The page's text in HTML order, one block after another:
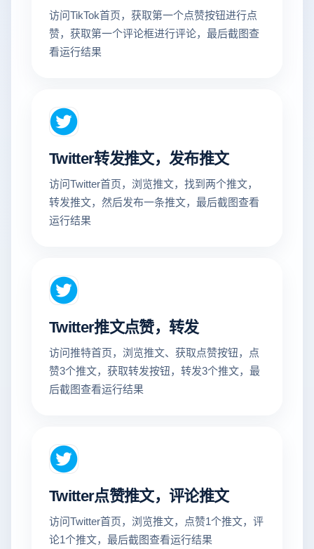
访问TikTok首页，获取第一个点赞按钮进行点
赞，获取第一个评论框进行评论，最后截图查
看运行结果
Twitter转发推文，发布推文
访问Twitter首页，浏览推文，找到两个推文，
转发推文，然后发布一条推文，最后截图查看
运行结果
Twitter推文点赞，转发
访问推特首页，浏览推文、获取点赞按钮，点
赞3个推文，获取转发按钮，转发3个推文，最
后截图查看运行结果
Twitter点赞推文，评论推文
访问Twitter首页，浏览推文，点赞1个推文，评
论1个推文，最后截图查看运行结果